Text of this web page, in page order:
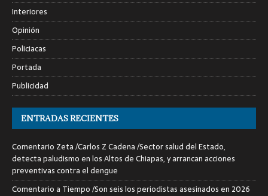
Interiores
Opinión
Policiacas
Portada
Publicidad
ENTRADAS RECIENTES
Comentario Zeta /Carlos Z Cadena /Sector salud del Estado,
detecta paludismo en los Altos de Chiapas, y arrancan acciones
preventivas contra el dengue
Comentario a Tiempo /Son seis los periodistas asesinados en 2026